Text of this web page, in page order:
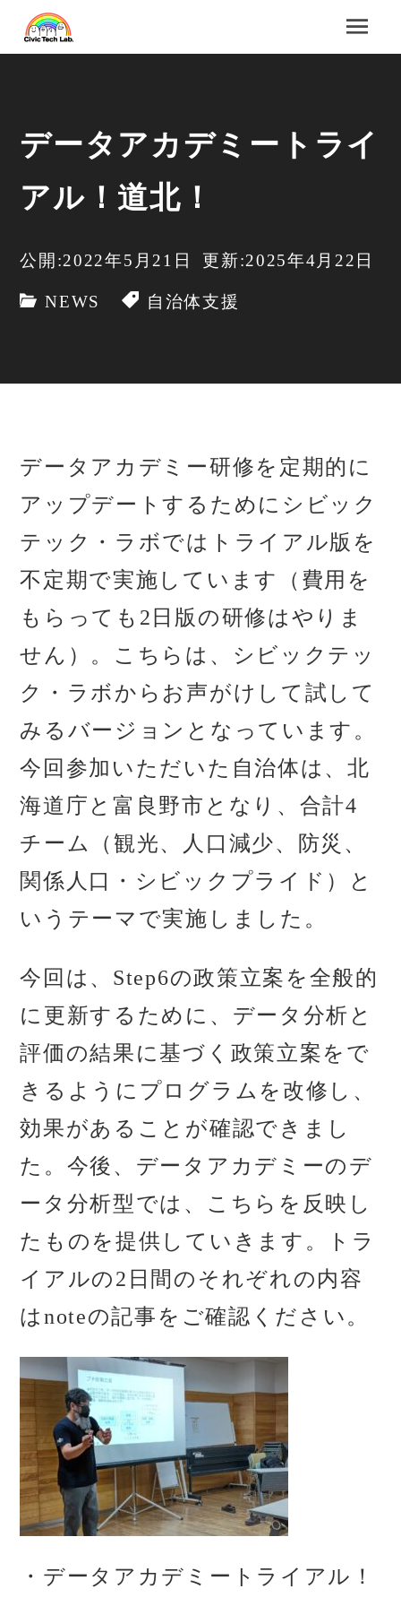
データアカデミートライ
アル！道北！
公開:2022年5月21日 更新:2025年4月22日
NEWS 自治体支援
データアカデミー研修を定期的に
アップデートするためにシビック
テック・ラボではトライアル版を
不定期で実施しています（費用を
もらっても2日版の研修はやりま
せん）。こちらは、シビックテッ
ク・ラボからお声がけして試して
みるバージョンとなっています。
今回参加いただいた自治体は、北
海道庁と富良野市となり、合計4
チーム（観光、人口減少、防災、
関係人口・シビックプライド）と
いうテーマで実施しました。
今回は、Step6の政策立案を全般的
に更新するために、データ分析と
評価の結果に基づく政策立案をで
きるようにプログラムを改修し、
効果があることが確認できまし
た。今後、データアカデミーのデ
ータ分析型では、こちらを反映し
たものを提供していきます。トラ
イアルの2日間のそれぞれの内容
はnoteの記事をご確認ください。
・データアカデミートライアル！